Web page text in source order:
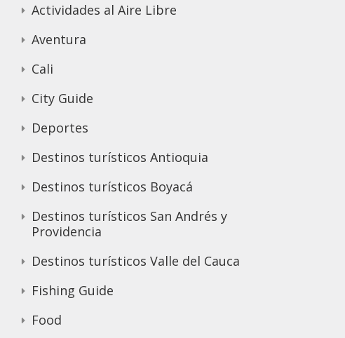
Actividades al Aire Libre
Aventura
Cali
City Guide
Deportes
Destinos turísticos Antioquia
Destinos turísticos Boyacá
Destinos turísticos San Andrés y
Providencia
Destinos turísticos Valle del Cauca
Fishing Guide
Food